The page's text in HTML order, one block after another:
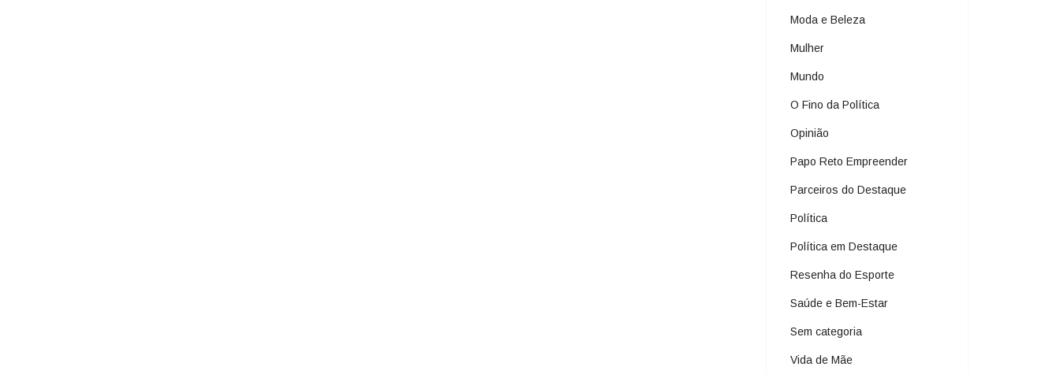
Moda e Beleza
Mulher
Mundo
O Fino da Política
Opinião
Papo Reto Empreender
Parceiros do Destaque
Política
Política em Destaque
Resenha do Esporte
Saúde e Bem-Estar
Sem categoria
Vida de Mãe